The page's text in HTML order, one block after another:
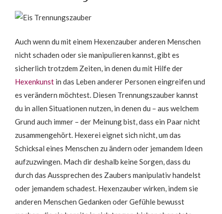
Auch wenn du mit einem Hexenzauber anderen Menschen
nicht schaden oder sie manipulieren kannst, gibt es
sicherlich trotzdem Zeiten, in denen du mit Hilfe der
Hexenkunst in das Leben anderer Personen eingreifen und
es verändern möchtest. Diesen Trennungszauber kannst
du in allen Situationen nutzen, in denen du – aus welchem
Grund auch immer – der Meinung bist, dass ein Paar nicht
zusammengehört. Hexerei eignet sich nicht, um das
Schicksal eines Menschen zu ändern oder jemandem Ideen
aufzuzwingen. Mach dir deshalb keine Sorgen, dass du
durch das Aussprechen des Zaubers manipulativ handelst
oder jemandem schadest. Hexenzauber wirken, indem sie
anderen Menschen Gedanken oder Gefühle bewusst